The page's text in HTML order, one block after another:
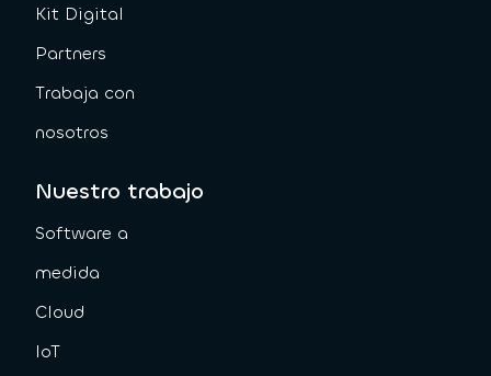
Kit Digital
Partners
Trabaja con
nosotros
Nuestro trabajo
Software a
medida
Cloud
IoT